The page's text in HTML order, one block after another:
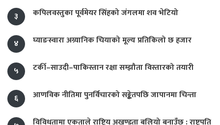
३
कपिलवस्तुका पूर्वमेयर सिंहको जंगलमा शव भेटियो
४ घ्याङस्वारा अग्र्यानिक चियाको मूल्य प्रतिकिलो छ हजार
५ टर्की–साउदी–पाकिस्तान रक्षा सम्झौता विस्तारको तयारी
६ आणविक नीतिमा पुनर्विचारको सङ्केतपछि जापानमा चिन्ता
विविधतामा एकताले राष्ट्रिय अखण्डता बलियो बनाउँछ : राष्ट्रपति